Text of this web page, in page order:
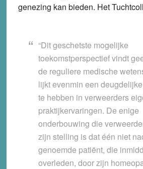
genezing kan bieden. Het
“Dit geschetste mogelijke
toekomstperspectief vindt
de reguliere medische
lijkt evenmin een
te hebben in verweerders
praktijkervaringen. De enige
onderbouwing die
zijn stelling is dat één niet
genoemde patiënt, die
overleden, door zijn